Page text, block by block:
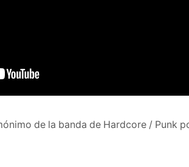
de la banda de Hardcore / Punk